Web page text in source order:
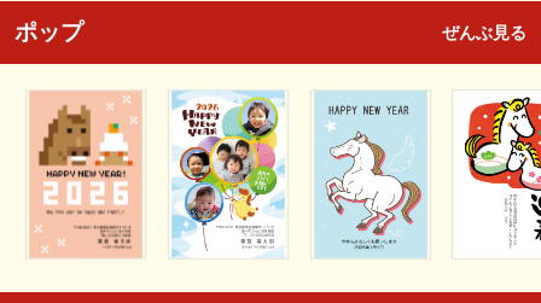
ポップ ぜんぶ見る